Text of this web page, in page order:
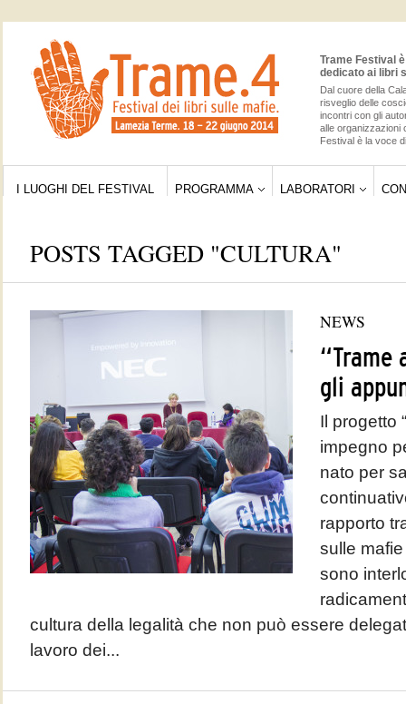
Trame Festival
dedicato ai libri
Dal cuore della
risveglio delle
incontri con gli
alle organizzazioni
Festival è la voce
I LUOGHI DEL FESTIVAL PROGRAMMA LABORATORI
POSTS TAGGED "CULTURA"
NEWS
“Trame
gli
Il progetto
impegno
nato per
rapporto
sulle
sono
cultura della legalità che non può essere
lavoro dei...